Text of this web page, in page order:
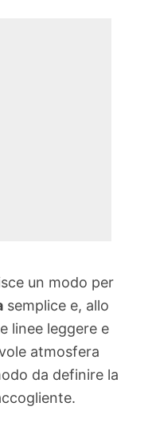
un modo per
semplice e, allo
linee leggere e
atmosfera
da definire la